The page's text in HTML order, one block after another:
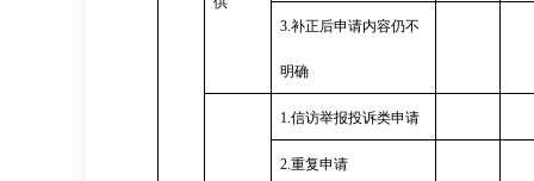
3.补正后申请内容仍不
明确
1.信访举报投诉类申请
2.重复申请